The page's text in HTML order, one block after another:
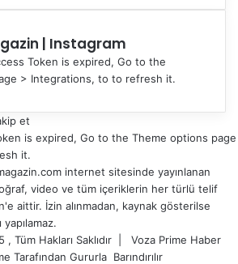
| Instagram
Token is expired, Go to the
> Integrations, to to refresh it.
et
is expired, Go to the Theme options page
it.
internet sitesinde yayınlanan
video ve tüm içeriklerin her türlü telif
aittir. İzin alınmadan, kaynak gösterilse
yapılamaz.
Tüm Hakları Saklıdır | Voza Prime Haber
Tarafından Gururla Barındırılır